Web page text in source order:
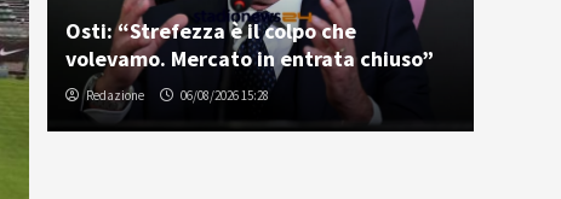
Osti: “Strefezza è il colpo che
volevamo. Mercato in entrata chiuso”
Redazione 06/08/2026 15:28